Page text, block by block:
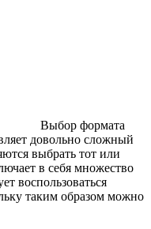
Выбор формата
довольно сложный
выбрать тот или
в себя множество
воспользоваться
таким образом можно